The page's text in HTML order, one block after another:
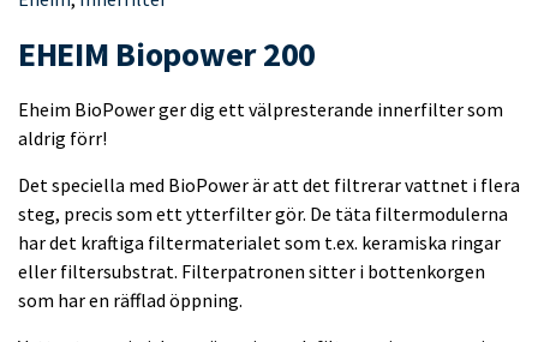
EHEIM Biopower 200
Eheim BioPower ger dig ett välpresterande innerfilter som
aldrig förr!
Det speciella med BioPower är att det filtrerar vattnet i flera
steg, precis som ett ytterfilter gör. De täta filtermodulerna
har det kraftiga filtermaterialet som t.ex. keramiska ringar
eller filtersubstrat. Filterpatronen sitter i bottenkorgen
som har en räfflad öppning.